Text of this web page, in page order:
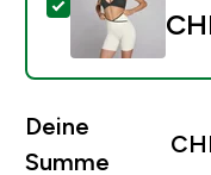
Dieses
Deine
Summe